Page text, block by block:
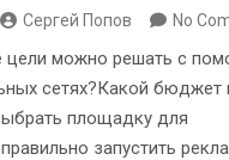
Сергей Попов No
цели можно решать с
сетях?Какой бюджет
площадку для
запустить